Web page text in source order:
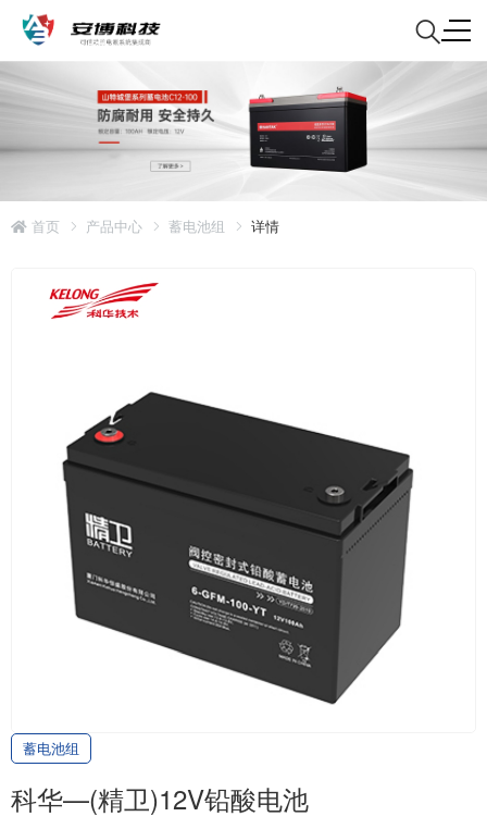
首页 产品中心 蓄电池组 详情
蓄电池组
科华—(精卫)12V铅酸电池